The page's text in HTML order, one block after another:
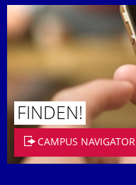
FINDEN!
CAMPUS NAVIGATOR